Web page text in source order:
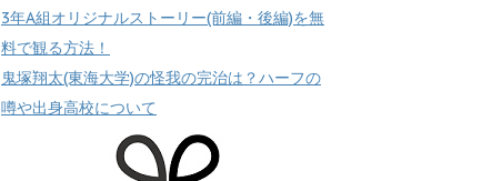
3年A組オリジナルストーリー(前編・後編)を無
料で観る方法！
鬼塚翔太(東海大学)の怪我の完治は？ハーフの
噂や出身高校について